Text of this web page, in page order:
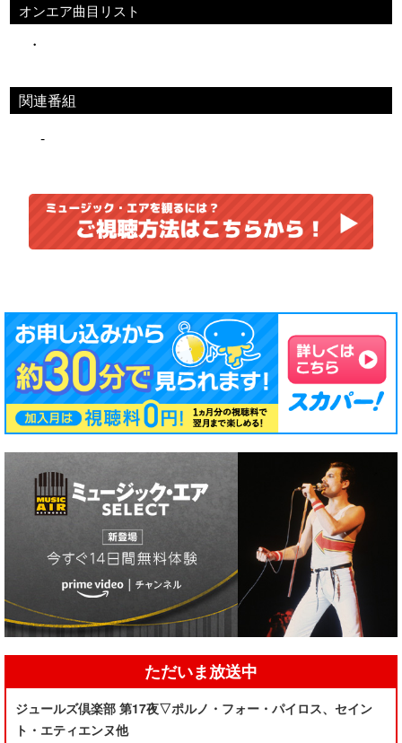
オンエア曲目リスト
・
関連番組
-
ただいま放送中
ジュールズ倶楽部 第17夜▽ポルノ・フォー・パイロス、セイン
ト・エティエンヌ他